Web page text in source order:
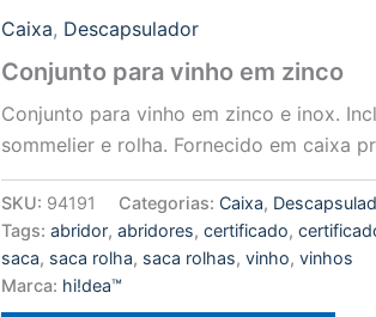
Caixa, Descapsulador
Conjunto para vinho em zinco
Conjunto para vinho em zinco e inox.
sommelier e rolha. Fornecido em caixa
SKU: 94191 Categorias:Caixa,
Tags:abridor,abridores,certificado,
saca, saca rolha, saca rolhas,vinho,vinhos
Marca: hi!dea™